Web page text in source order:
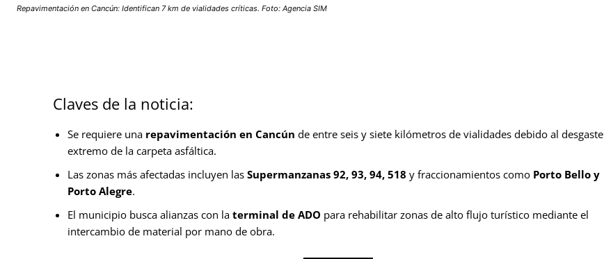
Repavimentación en Cancún: Identifican 7 km de vialidades críticas. Foto: Agencia SIM
Claves de la noticia:
Se requiere una repavimentación en Cancún de entre seis y siete kilómetros de vialidades debido al desgaste
extremo de la carpeta asfáltica.
Las zonas más afectadas incluyen las Supermanzanas 92, 93, 94, 518 y fraccionamientos como Porto Bello y
Porto Alegre.
El municipio busca alianzas con la terminal de ADO para rehabilitar zonas de alto flujo turístico mediante el
intercambio de material por mano de obra.